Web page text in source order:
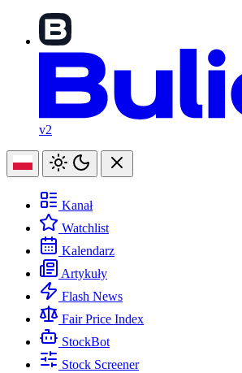
v2
Kanał
Watchlist
Kalendarz
Artykuły
Flash News
Fair Price Index
StockBot
Stock Screener